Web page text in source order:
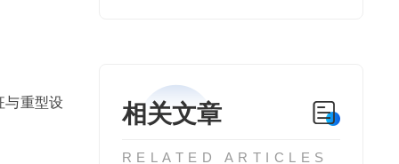
相关文章
RELATED ARTICLES
与重型设